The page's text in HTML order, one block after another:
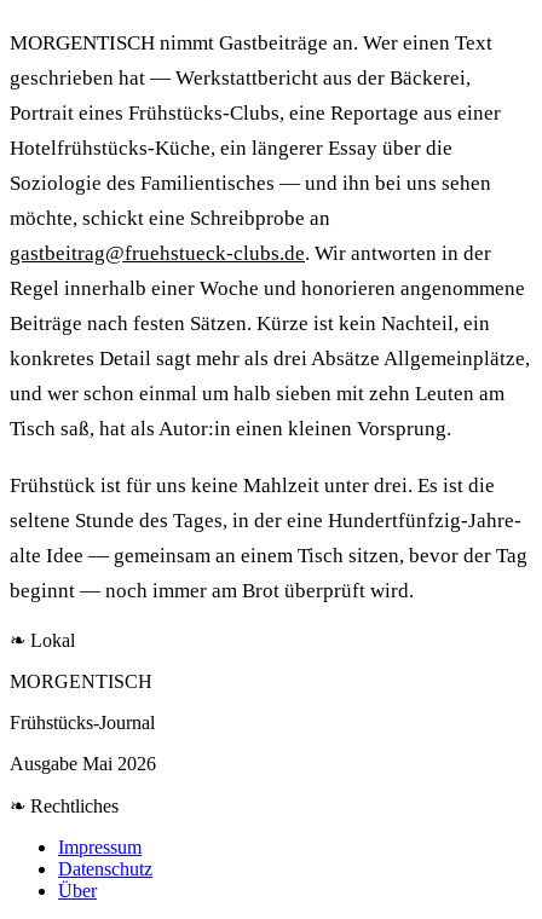
MORGENTISCH nimmt Gastbeiträge an. Wer einen Text
geschrieben hat — Werkstattbericht aus der Bäckerei,
Portrait eines Frühstücks-Clubs, eine Reportage aus einer
Hotelfrühstücks-Küche, ein längerer Essay über die
Soziologie des Familientisches — und ihn bei uns sehen
möchte, schickt eine Schreibprobe an
gastbeitrag@fruehstueck-clubs.de. Wir antworten in der
Regel innerhalb einer Woche und honorieren angenommene
Beiträge nach festen Sätzen. Kürze ist kein Nachteil, ein
konkretes Detail sagt mehr als drei Absätze Allgemeinplätze,
und wer schon einmal um halb sieben mit zehn Leuten am
Tisch saß, hat als Autor:in einen kleinen Vorsprung.
Frühstück ist für uns keine Mahlzeit unter drei. Es ist die
seltene Stunde des Tages, in der eine Hundertfünfzig-Jahre-
alte Idee — gemeinsam an einem Tisch sitzen, bevor der Tag
beginnt — noch immer am Brot überprüft wird.
❧ Lokal
MORGENTISCH
Frühstücks-Journal
Ausgabe Mai 2026
❧ Rechtliches
Impressum
Datenschutz
Über